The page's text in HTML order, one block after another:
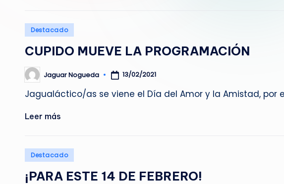
Publicado
Destacado
CUPIDO MUEVE LA PROGRAMACIÓN
Publicado
por
Jaguar Nogueda 13/02/2021
Jagualáctico/as se viene el Día del Amor y la Amistad, por
Leer más
Publicado
Destacado
¡PARA ESTE 14 DE FEBRERO!